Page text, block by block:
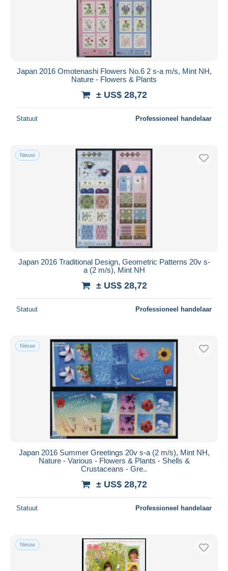
Japan 2016 Omotenashi Flowers No.6 2 s-a m/s, Mint NH,
Nature - Flowers & Plants
± US$ 28,72
Statuut Professioneel handelaar
Nieuw
Japan 2016 Traditional Design, Geometric Patterns 20v s-
a (2 m/s), Mint NH
± US$ 28,72
Statuut Professioneel handelaar
Nieuw
Japan 2016 Summer Greetings 20v s-a (2 m/s), Mint NH,
Nature - Various - Flowers & Plants - Shells &
Crustaceans - Gre..
± US$ 28,72
Statuut Professioneel handelaar
Nieuw